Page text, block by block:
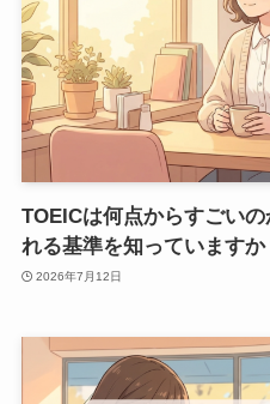
TOEICは何点からすごい
れる基準を知っていますか
2026年7月12日